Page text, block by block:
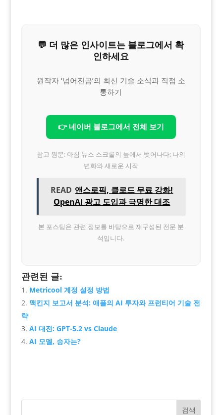
💬 더 많은 인사이트는 블로그에서 확
인하세요
원작자 ‘넘어진곰’의 최신 기술 소식과 직접 소
통하기
👉 네이버 블로그에서 전체 보기
참고 원문: 아침 뉴스 스크롤의 늪에서 벗어나다: 나의
변화와 새로운 시작
READ 앤스로픽, 클로드 무료 강화!
OpenAI 광고 도입과 극명한 대조
본 포스팅은 관련 정보를 바탕으로 재구성된 전문 분
석입니다.
관련된 글:
Metricool 계정 설정 방법
맥킨지 보고서 분석: 애플의 AI 투자와 프런티어 기술 전
략
AI 대전: GPT-5.2 vs Claude
AI 모델, 승자는?
검색